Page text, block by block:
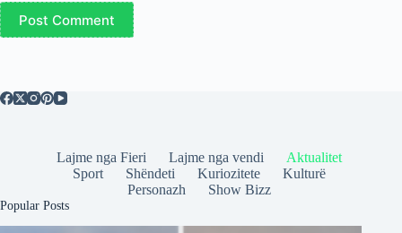
Post Comment
Lajme nga Fieri Lajme nga vendi
Aktualitet
Sport
Shëndeti Kuriozitete
Kulturë
Personazh
Show Bizz
Popular Posts